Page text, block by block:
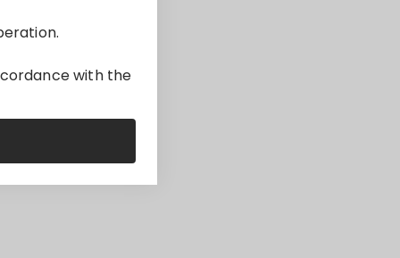
with the